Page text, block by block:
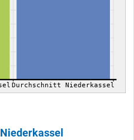
Durchschnitt Niederkassel